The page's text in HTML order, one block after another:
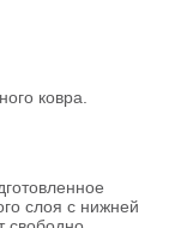
ковра.
слоя с нижней